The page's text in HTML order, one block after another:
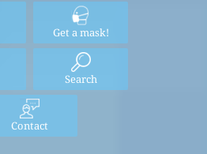
Get a mask!
Search
Contact